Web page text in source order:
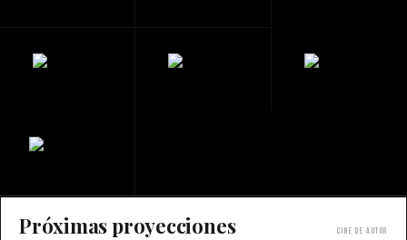
Próximas proyecciones Cine de autor